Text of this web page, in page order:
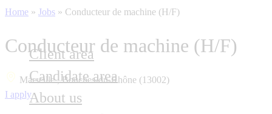
Client area
Candidate area
About us
Home » Jobs » Conducteur de machine (H/F)
Conducteur de machine (H/F)
Marseille , Bouches-du-Rhône (13002)
I apply